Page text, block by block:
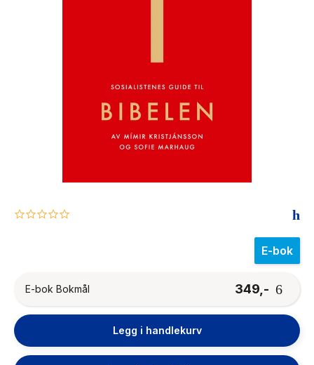
0.0
E-bok
E-bok Bokmål 349,-
Legg i handlekurv